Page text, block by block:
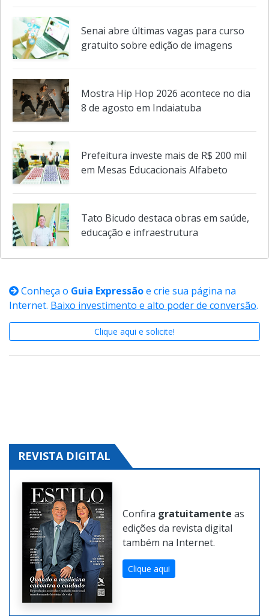
Senai abre últimas vagas para curso
Mostra Hip Hop 2026 acontece no dia
Prefeitura investe mais de R$ 200 mil
Tato Bicudo destaca obras em saúde,
Conheça oGuia Expressãoe crie sua página na
Clique aqui e solicite!
REVISTA DIGITAL
Confira gratuitamente
edições da revista digital
Clique aqui